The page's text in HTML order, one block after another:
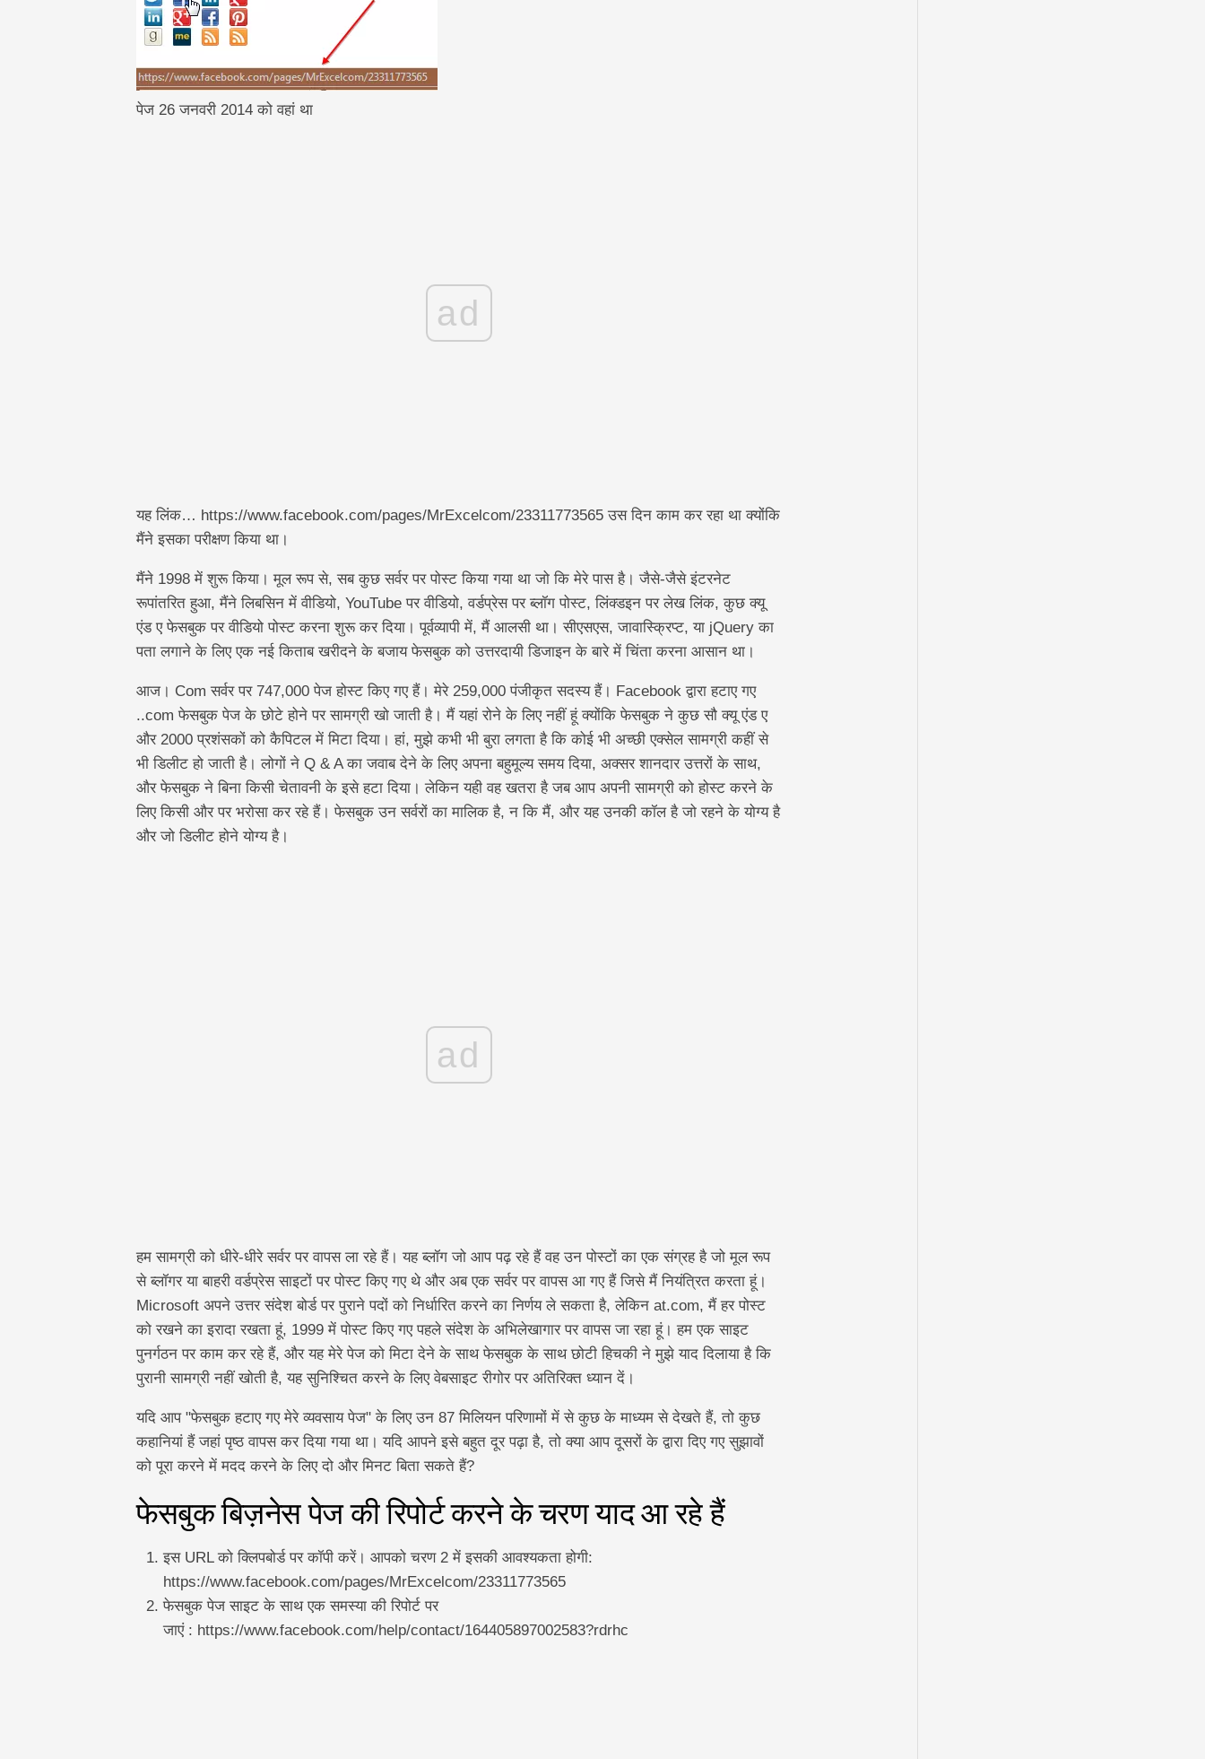
पेज 26 जनवरी 2014 को वहां था
ad
यह लिंक… https://www.facebook.com/pages/MrExcelcom/23311773565 उस दिन काम कर रहा था क्योंकि
मैंने इसका परीक्षण किया था।
मैंने 1998 में शुरू किया। मूल रूप से, सब कुछ सर्वर पर पोस्ट किया गया था जो कि मेरे पास है। जैसे-जैसे इंटरनेट
रूपांतरित हुआ, मैंने लिबसिन में वीडियो, YouTube पर वीडियो, वर्डप्रेस पर ब्लॉग पोस्ट, लिंक्डइन पर लेख लिंक, कुछ क्यू
एंड ए फेसबुक पर वीडियो पोस्ट करना शुरू कर दिया। पूर्वव्यापी में, मैं आलसी था। सीएसएस, जावास्क्रिप्ट, या jQuery का
पता लगाने के लिए एक नई किताब खरीदने के बजाय फेसबुक को उत्तरदायी डिजाइन के बारे में चिंता करना आसान था।
आज। Com सर्वर पर 747,000 पेज होस्ट किए गए हैं। मेरे 259,000 पंजीकृत सदस्य हैं। Facebook द्वारा हटाए गए
..com फेसबुक पेज के छोटे होने पर सामग्री खो जाती है। मैं यहां रोने के लिए नहीं हूं क्योंकि फेसबुक ने कुछ सौ क्यू एंड ए
और 2000 प्रशंसकों को कैपिटल में मिटा दिया। हां, मुझे कभी भी बुरा लगता है कि कोई भी अच्छी एक्सेल सामग्री कहीं से
भी डिलीट हो जाती है। लोगों ने Q & A का जवाब देने के लिए अपना बहुमूल्य समय दिया, अक्सर शानदार उत्तरों के साथ,
और फेसबुक ने बिना किसी चेतावनी के इसे हटा दिया। लेकिन यही वह खतरा है जब आप अपनी सामग्री को होस्ट करने के
लिए किसी और पर भरोसा कर रहे हैं। फेसबुक उन सर्वरों का मालिक है, न कि मैं, और यह उनकी कॉल है जो रहने के योग्य है
और जो डिलीट होने योग्य है।
ad
हम सामग्री को धीरे-धीरे सर्वर पर वापस ला रहे हैं। यह ब्लॉग जो आप पढ़ रहे हैं वह उन पोस्टों का एक संग्रह है जो मूल रूप
से ब्लॉगर या बाहरी वर्डप्रेस साइटों पर पोस्ट किए गए थे और अब एक सर्वर पर वापस आ गए हैं जिसे मैं नियंत्रित करता हूं।
Microsoft अपने उत्तर संदेश बोर्ड पर पुराने पदों को निर्धारित करने का निर्णय ले सकता है, लेकिन at.com, मैं हर पोस्ट
को रखने का इरादा रखता हूं, 1999 में पोस्ट किए गए पहले संदेश के अभिलेखागार पर वापस जा रहा हूं। हम एक साइट
पुनर्गठन पर काम कर रहे हैं, और यह मेरे पेज को मिटा देने के साथ फेसबुक के साथ छोटी हिचकी ने मुझे याद दिलाया है कि
पुरानी सामग्री नहीं खोती है, यह सुनिश्चित करने के लिए वेबसाइट रीगोर पर अतिरिक्त ध्यान दें।
यदि आप "फेसबुक हटाए गए मेरे व्यवसाय पेज" के लिए उन 87 मिलियन परिणामों में से कुछ के माध्यम से देखते हैं, तो कुछ
कहानियां हैं जहां पृष्ठ वापस कर दिया गया था। यदि आपने इसे बहुत दूर पढ़ा है, तो क्या आप दूसरों के द्वारा दिए गए सुझावों
को पूरा करने में मदद करने के लिए दो और मिनट बिता सकते हैं?
फेसबुक बिज़नेस पेज की रिपोर्ट करने के चरण याद आ रहे हैं
इस URL को क्लिपबोर्ड पर कॉपी करें। आपको चरण 2 में इसकी आवश्यकता होगी:
https://www.facebook.com/pages/MrExcelcom/23311773565
फेसबुक पेज साइट के साथ एक समस्या की रिपोर्ट पर
जाएं : https://www.facebook.com/help/contact/164405897002583?rdrhc